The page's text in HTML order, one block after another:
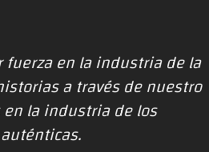
en la industria de la
a través de nuestro
la industria de los